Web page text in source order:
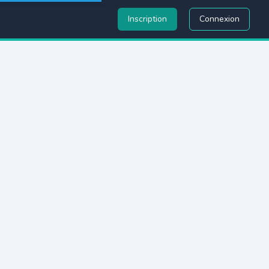
Inscription Connexion